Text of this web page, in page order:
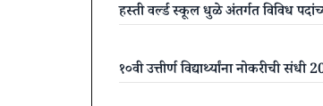
हस्ती वर्ल्ड स्कूल धुळे अंतर्गत विविध
१०वी उत्तीर्ण विद्यार्थ्यांना नोकरीची संधी